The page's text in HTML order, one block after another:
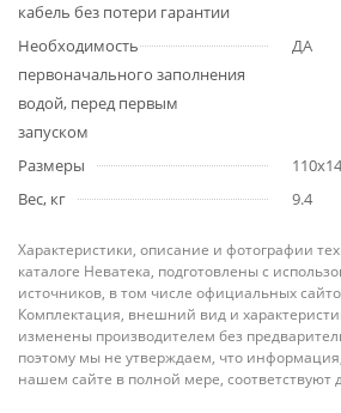
кабель без потери гарантии
Необходимость
первоначального заполнения
водой, перед первым
запуском
ДА
Размеры
Вес, кг
9.4
Характеристики, описание и фотографии
каталоге Неватека, подготовлены с
источников, в том числе официальных
Комплектация, внешний вид и
изменены производителем без
поэтому мы не утверждаем, что
нашем сайте в полной мере, соответствуют